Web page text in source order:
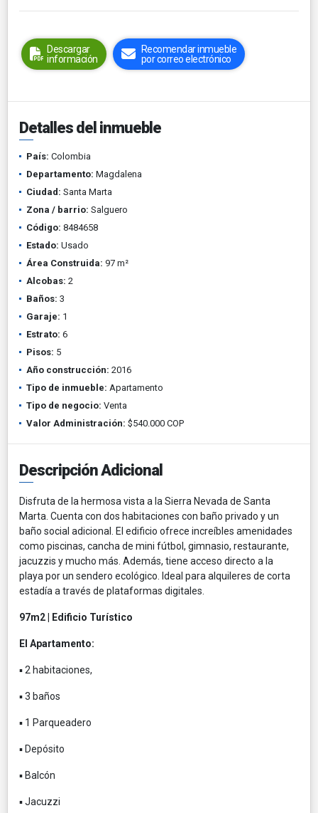
Descargar
información
Recomendar inmueble
por correo electrónico
Detalles del inmueble
País: Colombia
Departamento: Magdalena
Ciudad: Santa Marta
Zona / barrio: Salguero
Código: 8484658
Estado: Usado
Área Construida: 97 m²
Alcobas: 2
Baños: 3
Garaje: 1
Estrato: 6
Pisos: 5
Año construcción: 2016
Tipo de inmueble: Apartamento
Tipo de negocio: Venta
Valor Administración: $540.000 COP
Descripción Adicional
Disfruta de la hermosa vista a la Sierra Nevada de Santa
Marta. Cuenta con dos habitaciones con baño privado y un
baño social adicional. El edificio ofrece increíbles amenidades
como piscinas, cancha de mini fútbol, gimnasio, restaurante,
jacuzzis y mucho más. Además, tiene acceso directo a la
playa por un sendero ecológico. Ideal para alquileres de corta
estadía a través de plataformas digitales.
97m2 | Edificio Turístico
El Apartamento:
▪️ 2 habitaciones,
▪️ 3 baños
▪️ 1 Parqueadero
▪️ Depósito
▪️ Balcón
▪️ Jacuzzi